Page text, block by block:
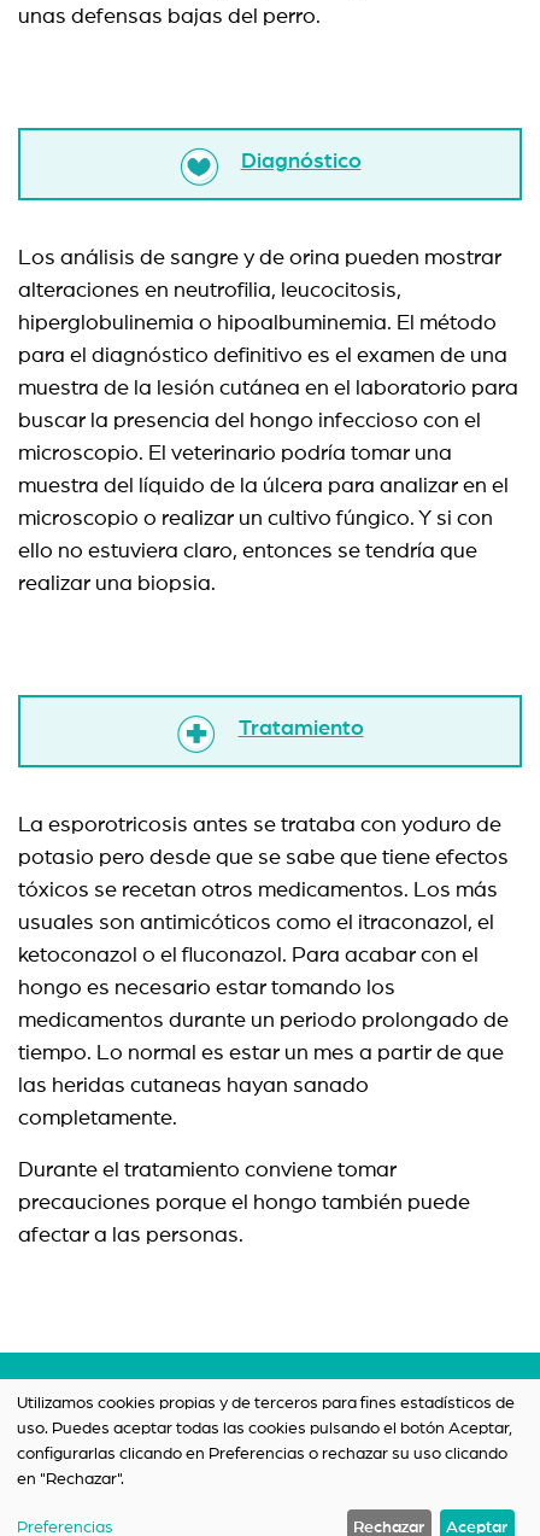
unas defensas bajas del perro.
Diagnóstico
Los análisis de sangre y de orina pueden mostrar
alteraciones en neutrofilia, leucocitosis,
hiperglobulinemia o hipoalbuminemia. El método
para el diagnóstico definitivo es el examen de una
muestra de la lesión cutánea en el laboratorio para
buscar la presencia del hongo infeccioso con el
microscopio. El veterinario podría tomar una
muestra del líquido de la úlcera para analizar en el
microscopio o realizar un cultivo fúngico. Y si con
ello no estuviera claro, entonces se tendría que
realizar una biopsia.
Tratamiento
La esporotricosis antes se trataba con yoduro de
potasio pero desde que se sabe que tiene efectos
tóxicos se recetan otros medicamentos. Los más
usuales son antimicóticos como el itraconazol, el
ketoconazol o el fluconazol. Para acabar con el
hongo es necesario estar tomando los
medicamentos durante un periodo prolongado de
tiempo. Lo normal es estar un mes a partir de que
las heridas cutaneas hayan sanado
completamente.
Durante el tratamiento conviene tomar
precauciones porque el hongo también puede
afectar a las personas.
Términos y condiciones
Política de privacidad
Utilizamos cookies propias y de terceros para fines estadísticos de
uso. Puedes aceptar todas las cookies pulsando el botón Aceptar,
configurarlas clicando en Preferencias o rechazar su uso clicando
en "Rechazar".
Preferencias Rechazar Aceptar